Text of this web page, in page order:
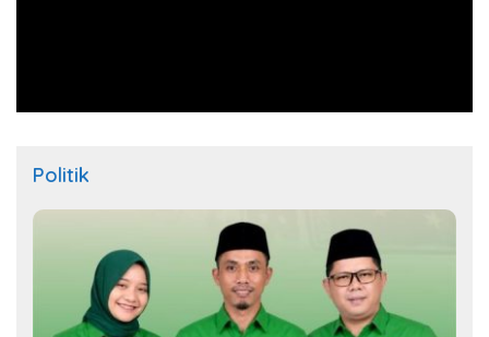
Politik